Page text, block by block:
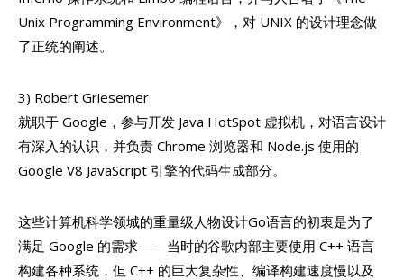
Unix Programming Environment》，对 UNIX 的设计理念做
了正统的阐述。
3) Robert Griesemer
就职于 Google，参与开发 Java HotSpot 虚拟机，对语言设计
有深入的认识，并负责 Chrome 浏览器和 Node.js 使用的
Google V8 JavaScript 引擎的代码生成部分。
这些计算机科学领城的重量级人物设计Go语言的初衷是为了
满足 Google 的需求——当时的谷歌内部主要使用 C++ 语言
构建各种系统，但 C++ 的巨大复杂性、编译构建速度慢以及